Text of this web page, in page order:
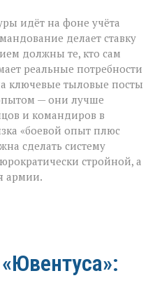
идёт на фоне учёта
делает ставку
должны те, кто сам
реальные потребности
ключевые тыловые посты
— они лучше
и командиров в
«боевой опыт плюс
сделать систему
стройной, а
армии.